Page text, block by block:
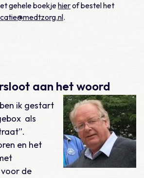
gehele boekjehierof bestel het
.
aan het woord
ik gestart
als
en het
de